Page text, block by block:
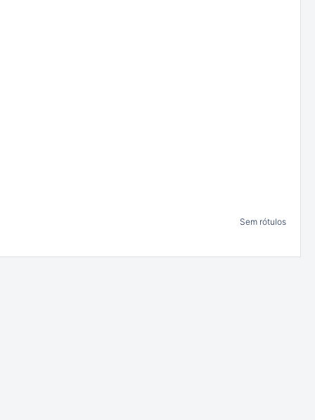
Sem rótulos